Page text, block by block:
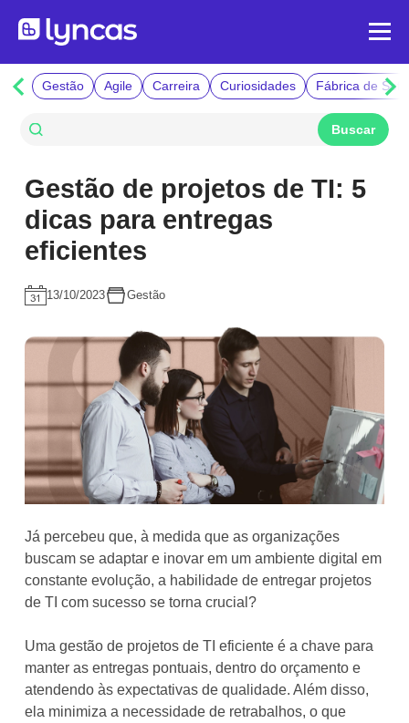
Gestão Agile Carreira Curiosidades Fábrica de
Gestão de projetos de TI: 5
dicas para entregas
eficientes
13/10/2023 Gestão
Já percebeu que, à medida que as organizações
buscam se adaptar e inovar em um ambiente digital em
constante evolução, a habilidade de entregar projetos
de TI com sucesso se torna crucial?
Uma gestão de projetos de TI eficiente é a chave para
manter as entregas pontuais, dentro do orçamento e
atendendo às expectativas de qualidade. Além disso,
ela minimiza a necessidade de retrabalhos, o que